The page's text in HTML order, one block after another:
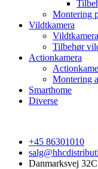
Montering
Vildtkamera
Vildtkamera
Tilbehør
Actionkamera
Montering
Smarthome
Diverse
+45 86301010
Danmarksvej